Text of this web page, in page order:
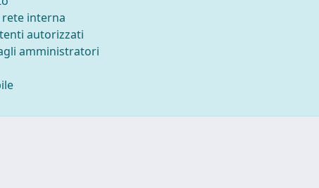
interna
autorizzati
amministratori